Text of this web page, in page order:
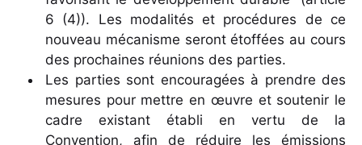
6 (4)). Les modalités et procédures de ce
nouveau mécanisme seront étoffées au cours
des prochaines réunions des parties.
Les parties sont encouragées à prendre des
mesures pour mettre en œuvre et soutenir le
cadre existant établi en vertu de la
Convention, afin de réduire les émissions